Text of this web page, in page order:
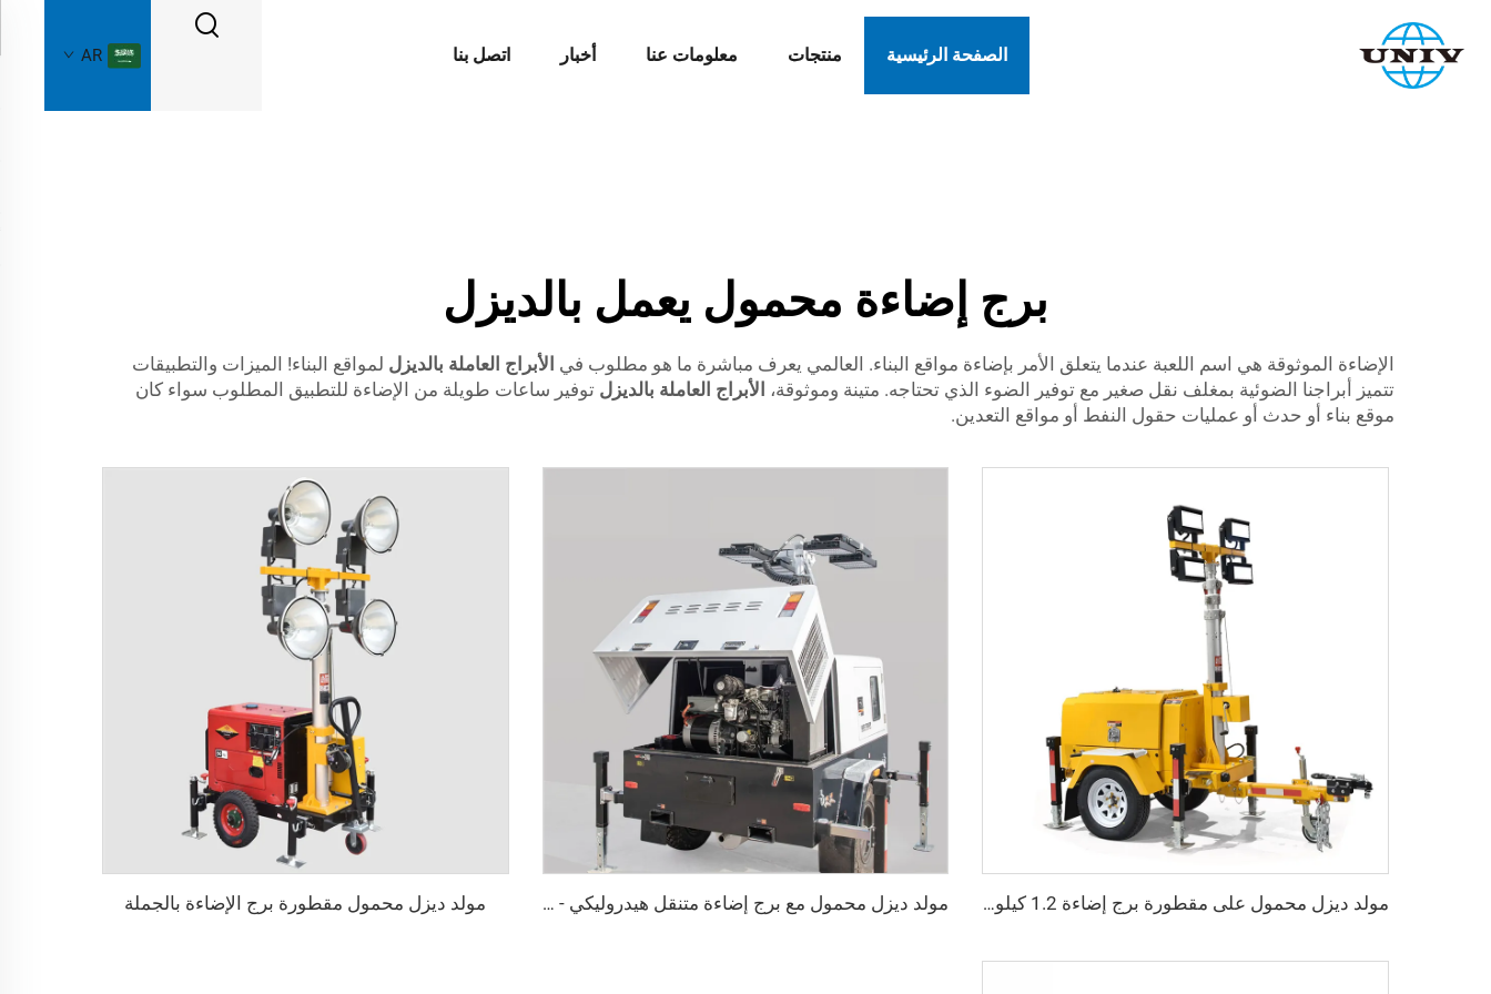
الصفحة الرئيسية منتجات معلومات عنا أخبار اتصل بنا AR
برج إضاءة محمول يعمل بالديزل
الإضاءة الموثوقة هي اسم اللعبة عندما يتعلق الأمر بإضاءة مواقع البناء. العالمي يعرف مباشرة ما هو مطلوب في الأبراج العاملة بالديزل لمواقع البناء! الميزات والتطبيقات
تتميز أبراجنا الضوئية بمغلف نقل صغير مع توفير الضوء الذي تحتاجه. متينة وموثوقة، الأبراج العاملة بالديزل توفير ساعات طويلة من الإضاءة للتطبيق المطلوب سواء كان
موقع بناء أو حدث أو عمليات حقول النفط أو مواقع التعدين.
مولد ديزل محمول على مقطورة برج إضاءة 1.2 كيلوواط لمبة LED عمود صاري مولد ديزل محمول مع برج إضاءة متنقل هيدروليكي - مثالي للفعاليات الخارجية والإضاءة في حالات الطوارئ مولد ديزل محمول مقطورة برج الإضاءة بالجملة